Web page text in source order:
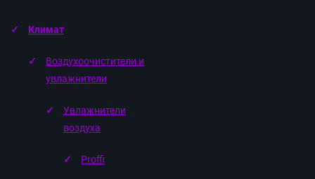
Климат
Воздухоочистители и
увлажнители
Увлажнители
воздуха
Proffi